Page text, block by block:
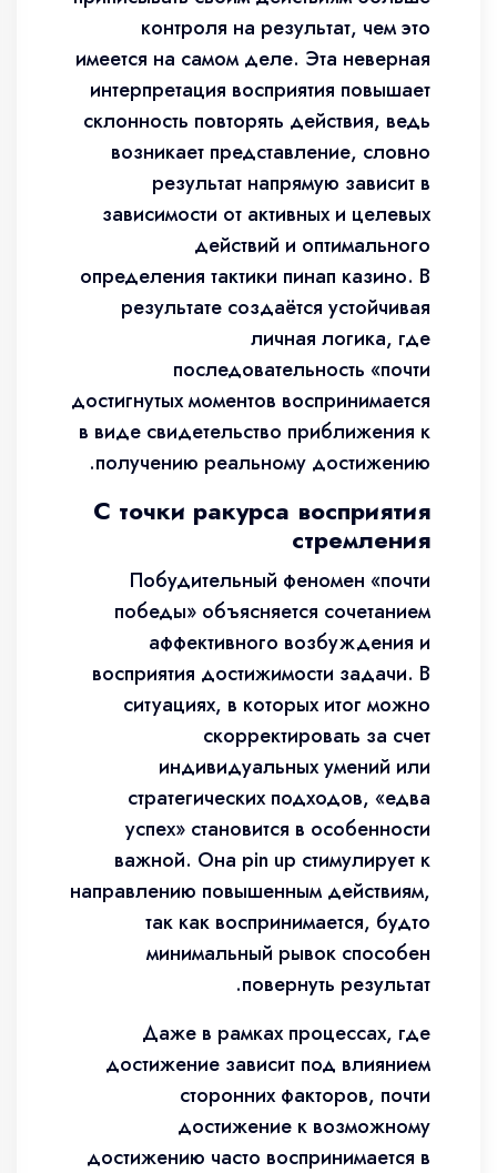
контроля на результат, чем это
имеется на самом деле. Эта неверная
интерпретация восприятия повышает
склонность повторять действия, ведь
возникает представление, словно
результат напрямую зависит в
зависимости от активных и целевых
действий и оптимального
определения тактики пинап казино. В
результате создаётся устойчивая
личная логика, где
последовательность «почти
достигнутых моментов воспринимается
в виде свидетельство приближения к
получению реальному достижению.
С точки ракурса восприятия
стремления
Побудительный феномен «почти
победы» объясняется сочетанием
аффективного возбуждения и
восприятия достижимости задачи. В
ситуациях, в которых итог можно
скорректировать за счет
индивидуальных умений или
стратегических подходов, «едва
успех» становится в особенности
важной. Она pin up стимулирует к
направлению повышенным действиям,
так как воспринимается, будто
минимальный рывок способен
повернуть результат.
Даже в рамках процессах, где
достижение зависит под влиянием
сторонних факторов, почти
достижение к возможному
достижению часто воспринимается в